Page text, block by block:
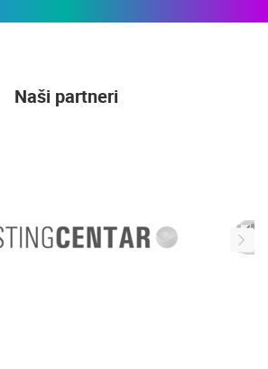
Naši partneri